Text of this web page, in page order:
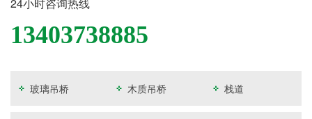
13403738885
玻璃吊桥 木质吊桥 栈道